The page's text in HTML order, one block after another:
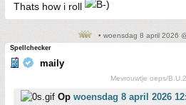
Thats how i roll
• woensdag 8 april 2026
Spellchecker
maily
Mevrouwtje oeps/
Op woensdag 8 april 2026